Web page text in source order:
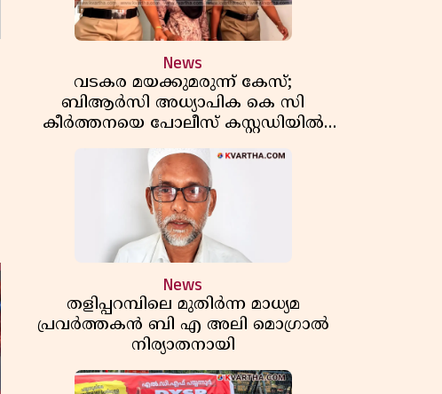
News
വടകര മയക്കുമരുന്ന് കേസ്;
ബിആർസി അധ്യാപിക കെ സി
കീർത്തനയെ പോലീസ് കസ്റ്റഡിയിൽ
News
തളിപ്പറമ്പിലെ മുതിർന്ന മാധ്യമ
പ്രവർത്തകൻ ബി എ അലി മൊഗ്രാൽ
നിര്യാതനായി